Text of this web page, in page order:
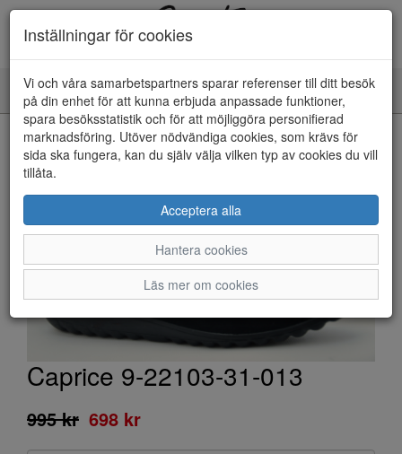
Toggle
navigation
HEM
Caprice 9-22103-31-013
995 kr 698 kr
Inställningar för cookies
Vi och våra samarbetspartners sparar referenser till ditt besök
på din enhet för att kunna erbjuda anpassade funktioner,
spara besöksstatistik och för att möjliggöra personifierad
marknadsföring. Utöver nödvändiga cookies, som krävs för
sida ska fungera, kan du själv välja vilken typ av cookies du vill
tillåta.
Acceptera alla
Hantera cookies
Läs mer om cookies